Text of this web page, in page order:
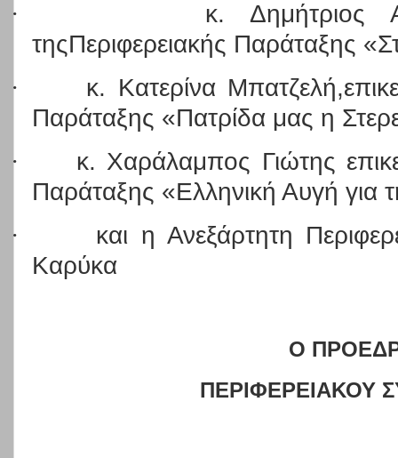
·
κ. Δημήτριος
τηςΠεριφερειακής Παράταξης
·
κ. Κατερίνα
Παράταξης «Πατρίδα μας η
·
κ. Χαράλαμπος Γιώτης
Παράταξης «Ελληνική Αυγή για
·
και η Ανεξάρτητη
Καρύκα
Ο
ΠΕΡΙΦΕΡΕΙΑΚΟΥ